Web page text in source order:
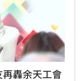
轟余天工會